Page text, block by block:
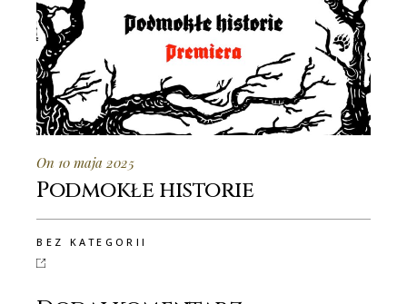
On 10 maja 2025
Podmokłe historie
BEZ KATEGORII